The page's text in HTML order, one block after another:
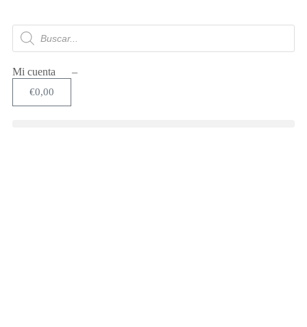
Mi cuenta –
€0,00